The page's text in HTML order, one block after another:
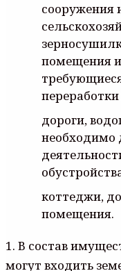
сооружения
помещения
дороги,
необходимо
коттеджи,
помещения.
1. В состав
могут входить